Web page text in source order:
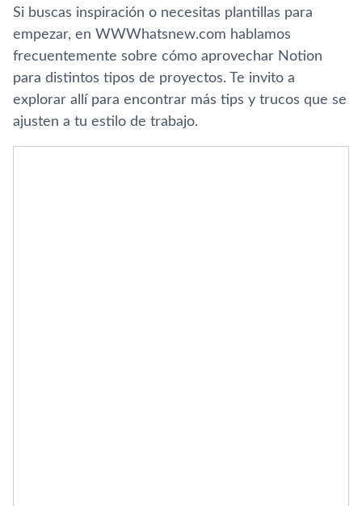
Si buscas inspiración o necesitas plantillas para
empezar, en WWWhatsnew.com hablamos
frecuentemente sobre cómo aprovechar Notion
para distintos tipos de proyectos. Te invito a
explorar allí para encontrar más tips y trucos que se
ajusten a tu estilo de trabajo.